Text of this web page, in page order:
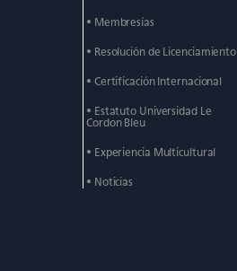
• Membresías
• Resolución de Licenciamiento
• Certificación Internacional
• Estatuto Universidad Le
Cordon Bleu
• Experiencia Multicultural
• Noticias